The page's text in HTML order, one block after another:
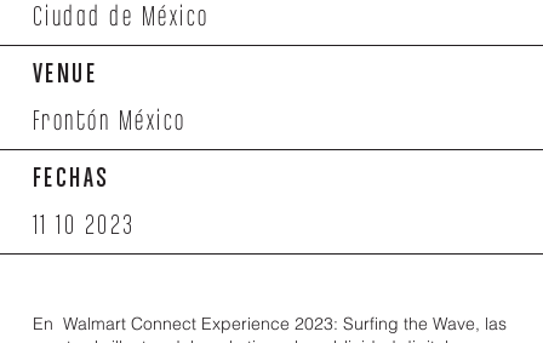
En Walmart Connect Experience 2023: Surfing the Wave, las
Ciudad de México
VENUE
Frontón México
FECHAS
11 10 2023